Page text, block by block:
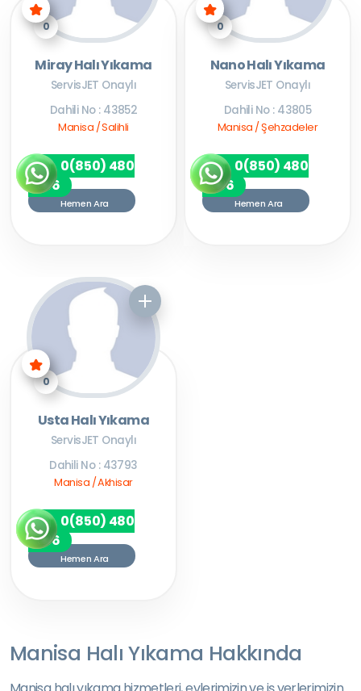
0
Miray Halı Yıkama
ServisJET Onaylı
Dahili No : 43852
Manisa / Salihli
0(850) 480
7256
Hemen Ara
0
Nano Halı Yıkama
ServisJET Onaylı
Dahili No : 43805
Manisa / Şehzadeler
0(850) 480
7256
Hemen Ara
0
Usta Halı Yıkama
ServisJET Onaylı
Dahili No : 43793
Manisa / Akhisar
0(850) 480
7256
Hemen Ara
Manisa Halı Yıkama Hakkında